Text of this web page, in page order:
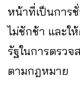
หน้าที่เป็นการ
ไม่ชักช้า และใ
รัฐในการตรวจ
ตามกฎหมาย